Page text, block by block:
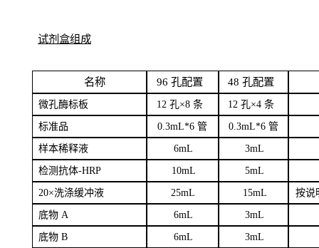
试剂盒组成
名称 96 孔配置 48 孔配置
微孔酶标板 12 孔×8 条 12 孔×4 条
标准品 0.3mL*6 管 0.3mL*6 管
样本稀释液 6mL 3mL
检测抗体-HRP 10mL 5mL
20×洗涤缓冲液 25mL 15mL 按说
底物A 6mL 3mL
底物B 6mL 3mL